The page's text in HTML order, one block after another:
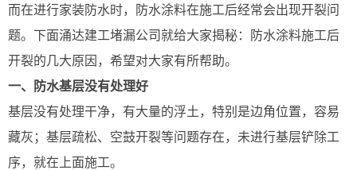
而在进行家装防水时，防水涂料在施工后经常会出现开裂问
题。下面涌达建工堵漏公司就给大家揭秘：防水涂料施工后
开裂的几大原因，希望对大家有所帮助。
一、防水基层没有处理好
基层没有处理干净，有大量的浮土，特别是边角位置，容易
藏灰；基层疏松、空鼓开裂等问题存在，未进行基层铲除工
序，就在上面施工。